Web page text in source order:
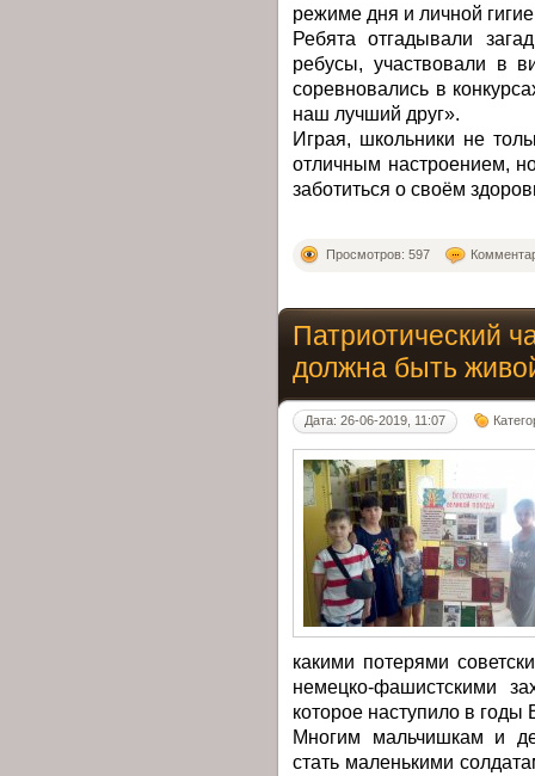
режиме дня и личной
Ребята отгадывали
ребусы, участвовали в
соревновались в
наш лучший друг».
Играя, школьники не
отличным настроением,
заботиться о своём
Просмотров: 597
Патриотический
должна быть
Дата: 26-06-2019, 11:07
какими потерями
немецко-фашистскими
которое наступило в
Многим мальчишкам и
стать маленькими